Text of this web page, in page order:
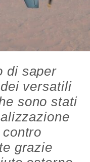
di saper
versatili
sono stati
grazie